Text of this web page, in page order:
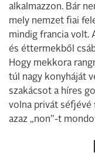
alkalmazzon. Bár
mely nemzet fiai
mindig francia volt.
és éttermekből
Hogy mekkora
túl nagy konyháját
szakácsot a híres
volna privát séfjévé
azaz „non”-t